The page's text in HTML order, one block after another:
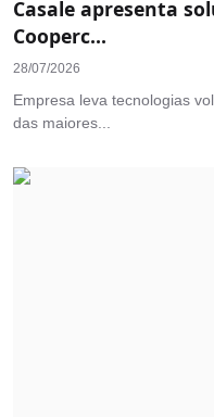
Casale apresenta
Cooperc...
28/07/2026
Empresa leva tecnologias
das maiores...